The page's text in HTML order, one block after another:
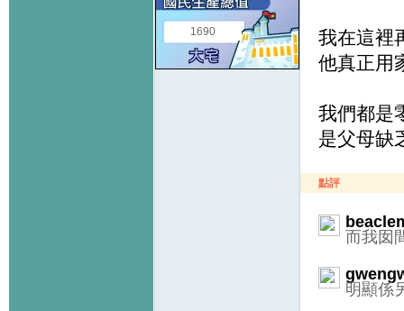
1690
我在這裡
他真正用
我們都是
是父母缺
點評
而我囡
明顯係